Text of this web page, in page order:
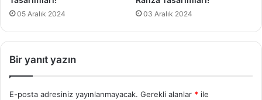
05 Aralık 2024 03 Aralık 2024
Bir yanıt yazın
E-posta adresiniz yayınlanmayacak. Gerekli alanlar * ile